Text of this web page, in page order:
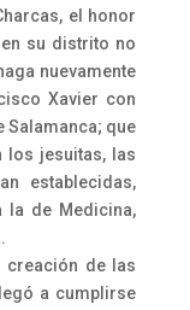
el honor
su distrito no
nuevamente
Xavier con
Salamanca; que
los jesuitas, las
establecidas,
la de Medicina,
creación de las
a cumplirse